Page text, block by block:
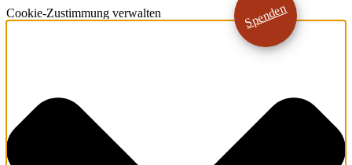
Cookie-Zustimmung verwalten Spenden